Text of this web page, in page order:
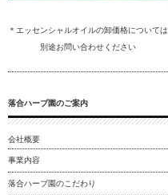
＊エッセンシャルオイルの卸価格については
別途お問い合わせください
落合ハーブ園のご案内
会社概要
事業内容
落合ハーブ園のこだわり